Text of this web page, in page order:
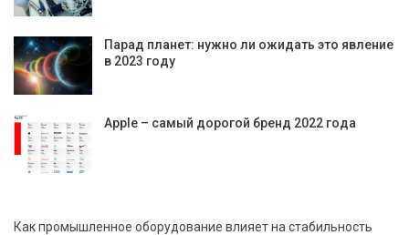
Парад планет: нужно ли ожидать это явление
в 2023 году
Apple – самый дорогой бренд 2022 года
Как промышленное оборудование влияет на стабильность